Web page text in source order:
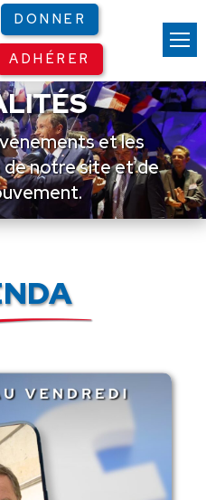
DONNER
ADHÉRER
et les
notre site et de